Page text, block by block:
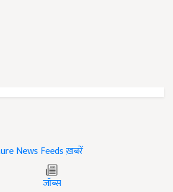
ख़बरें
जॉब्स